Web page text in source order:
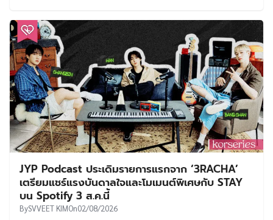
JYP Podcast ประเดิมรายการแรกจาก ‘3RACHA’
เตรียมแชร์แรงบันดาลใจและโมเมนต์พิเศษกับ STAY
บน Spotify 3 ส.ค.นี้
BySVVEET KIMOn02/08/2026